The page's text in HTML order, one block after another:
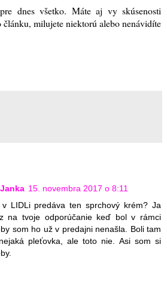
dnes všetko. Máte aj vy skúsenosti
milujete niektorú alebo nenávidíte
15. novembra 2017 o 8:11
LIDLi predáva ten sprchový krém? Ja
na tvoje odporúčanie keď bol v rámci
som ho už v predajni nenašla. Boli tam
pleťovka, ale toto nie. Asi som si